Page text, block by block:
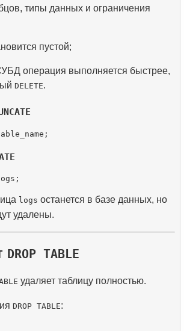
типы данных и ограничения
пустой;
операция выполняется быстрее,
DELETE.
logs останется в базе данных, но
удалены.
DROP TABLE
удаляет таблицу полностью.
DROP TABLE: